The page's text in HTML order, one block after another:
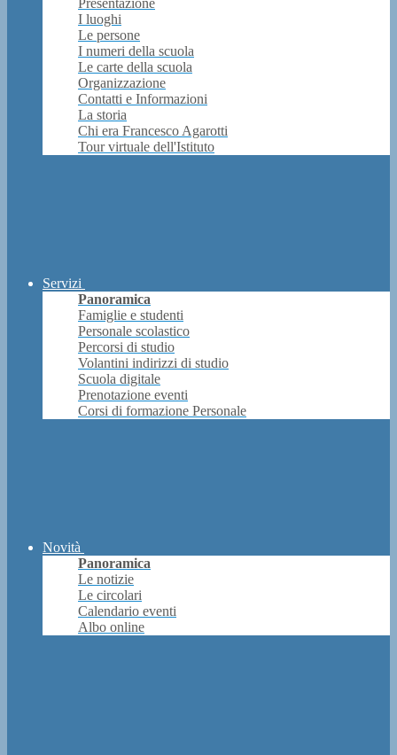
Presentazione
I luoghi
Le persone
I numeri della scuola
Le carte della scuola
Organizzazione
Contatti e Informazioni
La storia
Chi era Francesco Agarotti
Tour virtuale dell'Istituto
Servizi
Panoramica
Famiglie e studenti
Personale scolastico
Percorsi di studio
Volantini indirizzi di studio
Scuola digitale
Prenotazione eventi
Corsi di formazione Personale
Novità
Panoramica
Le notizie
Le circolari
Calendario eventi
Albo online